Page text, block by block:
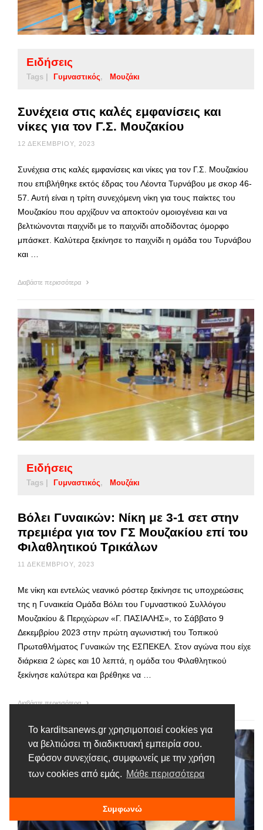
Το karditsanews.gr χρησιμοποιεί cookies για
να βελτιώσει τη διαδικτυακή εμπειρία σου.
Εφόσον συνεχίσεις, συμφωνείς με την χρήση
των cookies από εμάς. Μάθε περισσότερα
Συμφωνώ
Ειδήσεις
Tags | Γυμναστικός Μουζάκι
Συνέχεια στις καλές εμφανίσεις και
νίκες για τον Γ.Σ. Μουζακίου
12 ΔΕΚΕΜΒΡΊΟΥ, 2023
Συνέχεια στις καλές εμφανίσεις και νίκες για τον Γ.Σ. Μουζακίου
που επιβλήθηκε εκτός έδρας του Λέοντα Τυρνάβου με σκορ 46-
57. Αυτή είναι η τρίτη συνεχόμενη νίκη για τους παίκτες του
Μουζακίου που αρχίζουν να αποκτούν ομοιογένεια και να
βελτιώνονται παιχνίδι με το παιχνίδι αποδίδοντας όμορφο
μπάσκετ. Καλύτερα ξεκίνησε το παιχνίδι η ομάδα του Τυρνάβου
και …
Διαβάστε περισσότερα
Ειδήσεις
Tags | Γυμναστικός Μουζάκι
Βόλει Γυναικών: Νίκη με 3-1 σετ στην
πρεμιέρα για τον ΓΣ Μουζακίου επί του
Φιλαθλητικού Τρικάλων
11 ΔΕΚΕΜΒΡΊΟΥ, 2023
Με νίκη και εντελώς νεανικό ρόστερ ξεκίνησε τις υποχρεώσεις
της η Γυναικεία Ομάδα Βόλει του Γυμναστικού Συλλόγου
Μουζακίου & Περιχώρων «Γ. ΠΑΣΙΑΛΗΣ», το Σάββατο 9
Δεκεμβρίου 2023 στην πρώτη αγωνιστική του Τοπικού
Πρωταθλήματος Γυναικών της ΕΣΠΕΚΕΛ. Στον αγώνα που είχε
διάρκεια 2 ώρες και 10 λεπτά, η ομάδα του Φιλαθλητικού
ξεκίνησε καλύτερα και βρέθηκε να …
Διαβάστε περισσότερα